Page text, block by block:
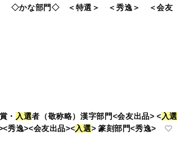
◇かな部門◇ ＜特選＞ ＜秀逸＞ ＜会友
・ 入選者（敬称略）漢字部門<会友出品> < 入選
秀逸><会友出品><入選> 篆刻部門<秀逸>